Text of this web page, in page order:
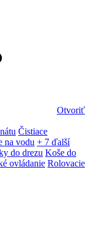
Otvoriť
Čistiace
na vodu + 7 ďalší
do drezu Koše do
ovládanie Rolovacie